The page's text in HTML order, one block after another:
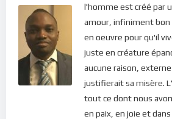
comment s’affranchir de la peur, cet
perdre pied, en plus de nous éloigner
comment y arriver ? Quelles sont ces
permettre de rester maîtres de nous-
vraie liberté ?
Ce podcast nous donne des conseils et
l'homme est créé par
amour, infiniment
en oeuvre pour qu'il
juste en créature
aucune raison,
justifierait sa misère.
tout ce dont nous
en paix, en joie et